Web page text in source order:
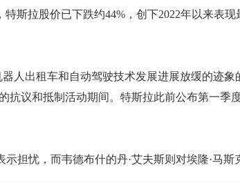
斯拉股价已下跌约44%，创下2022年以来表现
人出租车和自动驾驶技术发展进展放缓的迹象
和抵制活动期间。特斯拉此前公布第一季
忧，而韦德布什的丹·艾夫斯则对埃隆·马斯